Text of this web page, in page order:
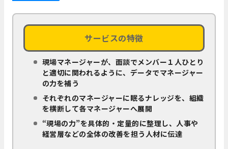
サービスの特徴
現場マネージャーが、面談でメンバー１人ひとり
と適切に関われるように、データでマネージャー
の力を補う
それぞれのマネージャーに眠るナレッジを、組織
を横断して各マネージャーへ展開
“現場の力”を具体的・定量的に整理し、人事や
経営層などの全体の改善を担う人材に伝達